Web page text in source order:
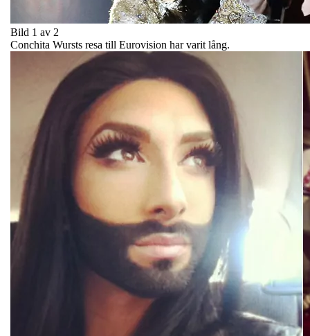
Bild 1 av 2
Conchita Wursts resa till Eurovision har varit lång.